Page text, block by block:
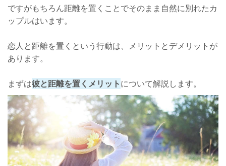
ですがもちろん距離を置くことでそのまま自然に別れたカ
ップルはいます。
恋人と距離を置くという行動は、メリットとデメリットが
あります。
まずは彼と距離を置くメリットについて解説します。